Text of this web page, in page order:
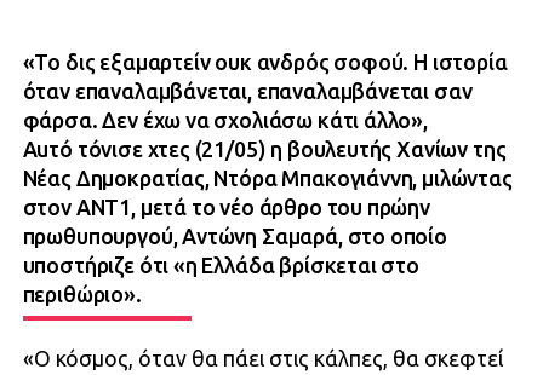
«Το δις εξαμαρτείν ουκ ανδρός σοφού. Η ιστορία
όταν επαναλαμβάνεται, επαναλαμβάνεται σαν
φάρσα. Δεν έχω να σχολιάσω κάτι άλλο»,
Auτό τόνισε χτες (21/05) η βουλευτής Χανίων της
Νέας Δημοκρατίας, Ντόρα Μπακογιάννη, μιλώντας
στον ΑΝΤ1, μετά το νέο άρθρο του πρώην
πρωθυπουργού, Αντώνη Σαμαρά, στο οποίο
υποστήριζε ότι «η Ελλάδα βρίσκεται στο
περιθώριο».
«Ο κόσμος, όταν θα πάει στις κάλπες, θα σκεφτεί